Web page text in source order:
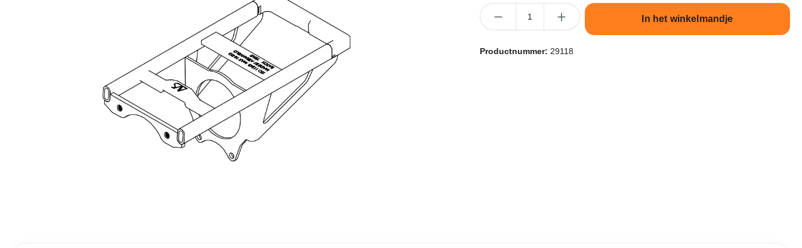
Producthoeveelheid: Voer de gewenste hoeveelheid in of gebruik de knoppen om
In het winkelmandje
Productnummer: 29118